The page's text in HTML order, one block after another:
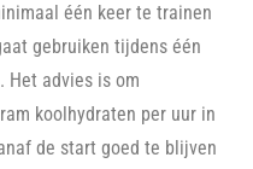
één keer te trainen
gebruiken tijdens één
Het advies is om
koolhydraten per uur in
de start goed te blijven